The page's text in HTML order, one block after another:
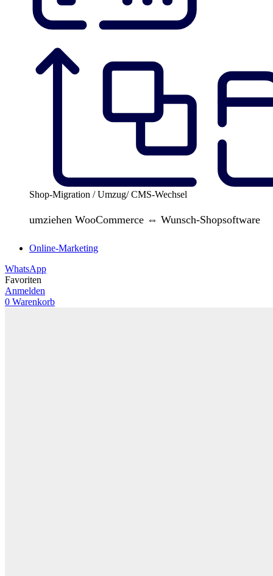
Shop-Migration / Umzug/ CMS-Wechsel
umziehen WooCommerce ⇔ Wunsch-Shopsoftware
Online-Marketing
WhatsApp
Favoriten
Anmelden
0 Warenkorb